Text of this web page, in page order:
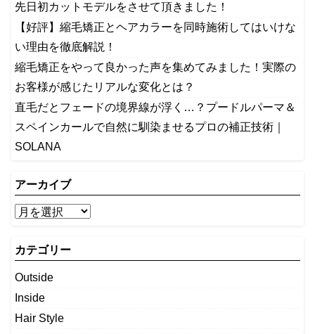
先日初カットモデルをさせて頂きました！
【好評】縮毛矯正とヘアカラーを同時施術してはいけな
い理由を徹底解説！
縮毛矯正をやって良かった声を集めてみました！実際の
お客様が感じたリアルな変化とは？
​直毛だとフェードの境界線が浮く…？プードルパーマ＆
スペインカールで自然に馴染ませるプロの補正技術｜
SOLANA
アーカイブ
カテゴリー
Outside
Inside
Hair Style